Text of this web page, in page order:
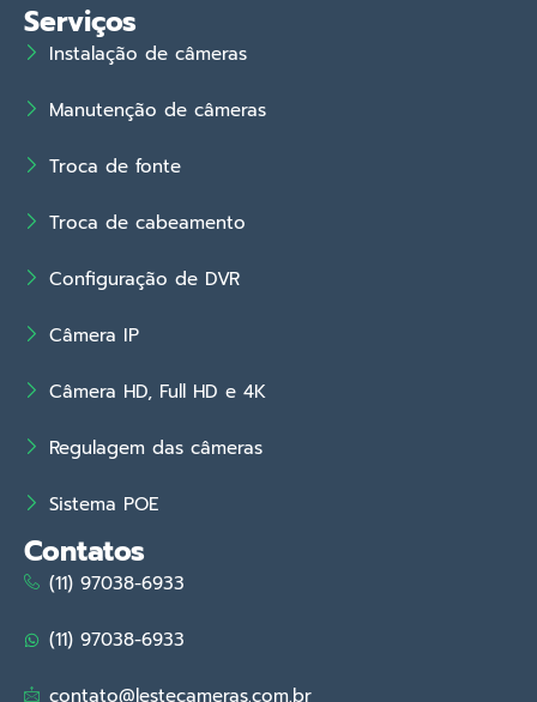
Serviços
Instalação de câmeras
Manutenção de câmeras
Troca de fonte
Troca de cabeamento
Configuração de DVR
Câmera IP
Câmera HD, Full HD e 4K
Regulagem das câmeras
Sistema POE
Contatos
(11) 97038-6933
(11) 97038-6933
contato@lestecameras.com.br